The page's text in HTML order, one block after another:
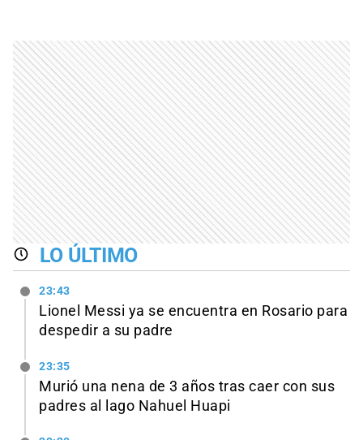
LO ÚLTIMO
23:43
Lionel Messi ya se encuentra en Rosario para
despedir a su padre
23:35
Murió una nena de 3 años tras caer con sus
padres al lago Nahuel Huapi